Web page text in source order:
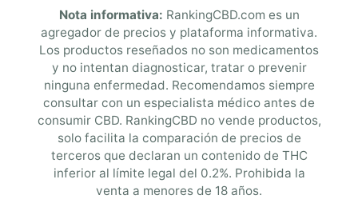
Nota informativa: RankingCBD.com es un
agregador de precios y plataforma informativa.
Los productos reseñados no son medicamentos
y no intentan diagnosticar, tratar o prevenir
ninguna enfermedad. Recomendamos siempre
consultar con un especialista médico antes de
consumir CBD. RankingCBD no vende productos,
solo facilita la comparación de precios de
terceros que declaran un contenido de THC
inferior al límite legal del 0.2%. Prohibida la
venta a menores de 18 años.